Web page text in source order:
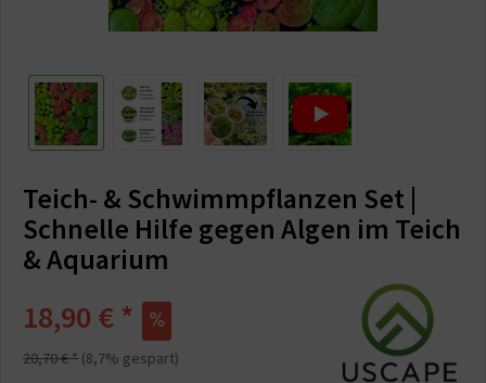
Teich- & Schwimmpflanzen Set |
Schnelle Hilfe gegen Algen im Teich
& Aquarium
18,90 € *
20,70 € * (8,7% gespart)